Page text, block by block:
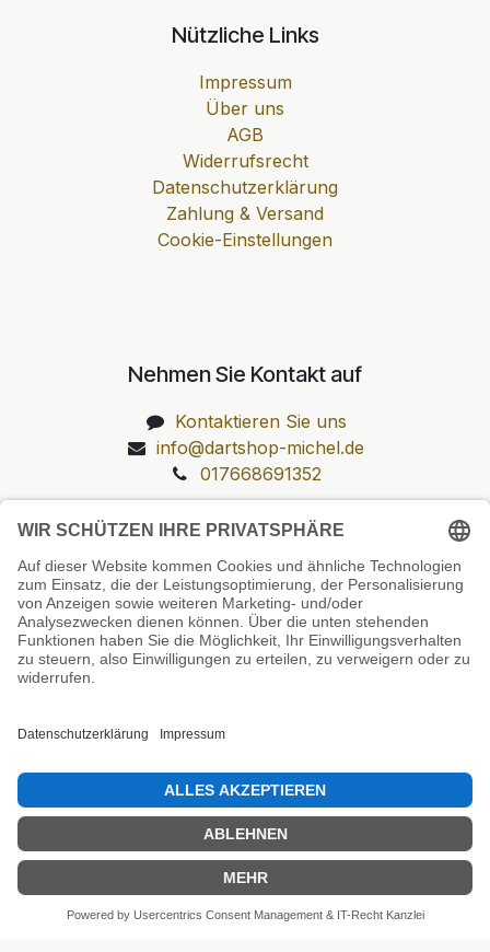
Nützliche Links
Impressum
Über uns
AGB
Widerrufsrecht
Datenschutzerklärung
Zahlung & Versand
Cookie-Einstellungen
Nehmen Sie Kontakt auf
Kontaktieren Sie uns
info@dartshop-michel.de
017668691352
Unsere Prüfsiegel